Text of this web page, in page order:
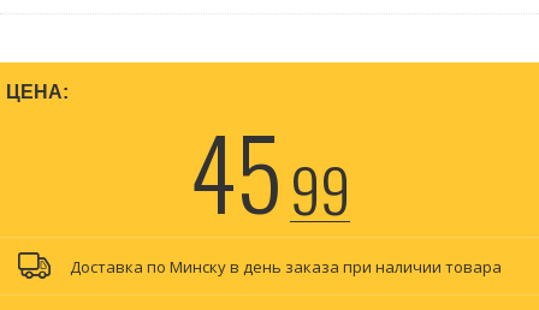
ЦЕНА:
4599
Доставка по Минску в день заказа при наличии товара